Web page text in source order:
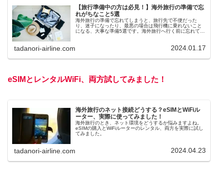
【旅行準備中の方は必見！】海外旅行の準備で忘
れがちなこと5選
海外旅行の準備で忘れてしまうと、旅行先で不便だった
り、迷子になったり、最悪の場合は飛行機に乗れないこと
になる、大事な準備5選です。海外旅行へ行く前に忘れてな
tadanori-airline.com 2024.01.17
eSIMとレンタルWiFi、両方試してみました！
海外旅行のネット接続どうする？eSIMとWiFiル
ーター、実際に使ってみました！
海外旅行のとき、ネット環境をどうするか悩みますよね。
eSIMの購入とWiFiルーターのレンタル、両方を実際に試し
てみました。
tadanori-airline.com 2024.04.23